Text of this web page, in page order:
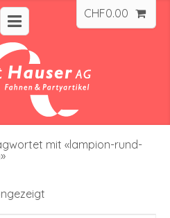
CHF0.00
mit «lampion-rund-